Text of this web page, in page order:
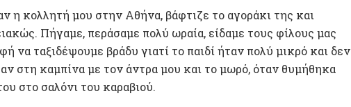
η κολλητή μου στην Αθήνα, βάφτιζε το αγοράκι της και
Πήγαμε, περάσαμε πολύ ωραία, είδαμε τους φίλους μας
να ταξιδέψουμε βράδυ γιατί το παιδί ήταν πολύ μικρό και δεν
στη καμπίνα με τον άντρα μου και το μωρό, όταν θυμήθηκα
στο σαλόνι του καραβιού.